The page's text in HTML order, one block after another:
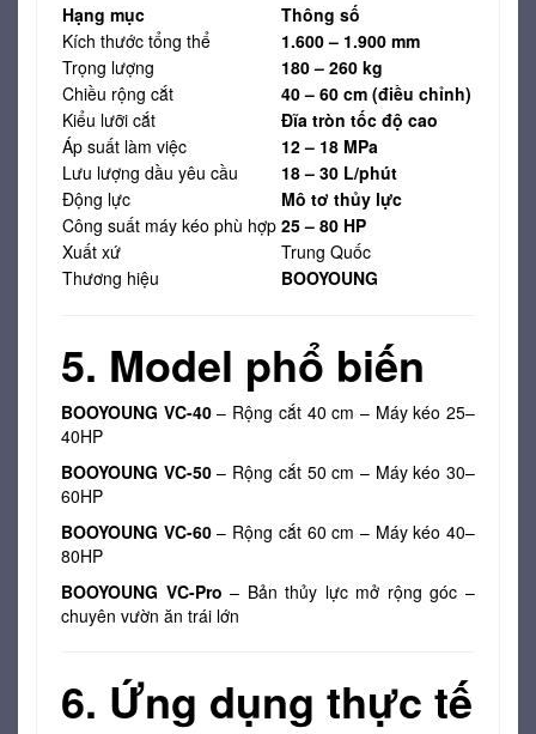
Hạng mục
Thông số
Kích thước tổng thể
1.600 – 1.900 mm
Trọng lượng
180 – 260 kg
Chiều rộng cắt
40 – 60 cm (điều chỉnh)
Kiểu lưỡi cắt
Đĩa tròn tốc độ cao
Áp suất làm việc
12 – 18 MPa
Lưu lượng dầu yêu cầu
18 – 30 L/phút
Động lực
Mô tơ thủy lực
Công suất máy kéo phù hợp 25 – 80 HP
Xuất xứ
Trung Quốc
Thương hiệu
BOOYOUNG
5. Model phổ biến
BOOYOUNG VC-40– Rộng cắt 40 cm – Máy kéo 25–
40HP
BOOYOUNG VC-50– Rộng cắt 50 cm – Máy kéo 30–
60HP
BOOYOUNG VC-60– Rộng cắt 60 cm – Máy kéo 40–
80HP
BOOYOUNG VC-Pro – Bản thủy lực mở rộng góc –
chuyên vườn ăn trái lớn
6. Ứng dụng thực tế